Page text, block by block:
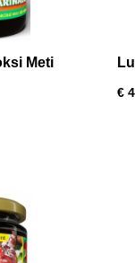
Meti
€